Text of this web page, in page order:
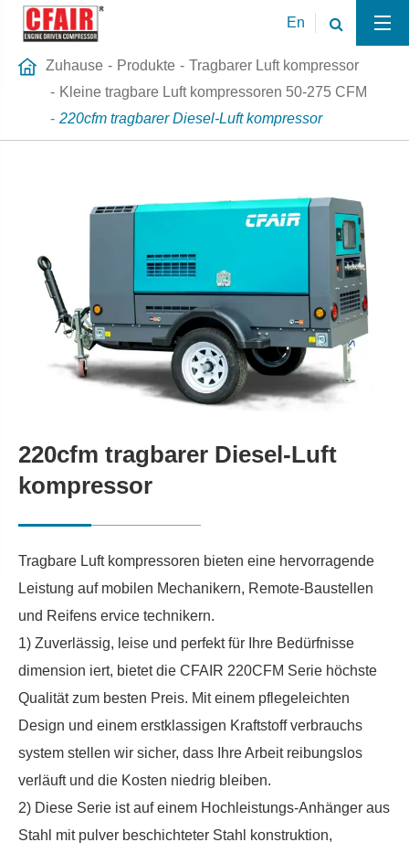
En
Zuhause Produkte
Tragbarer Luft kompressor
Kleine tragbare Luft kompressoren 50-275 CFM
220cfm tragbarer Diesel-Luft kompressor
220cfm tragbarer Diesel-Luft
kompressor
Tragbare Luft kompressoren bieten eine hervorragende
Leistung auf mobilen Mechanikern, Remote-Baustellen
und Reifens ervice technikern.
1) Zuverlässig, leise und perfekt für Ihre Bedürfnisse
dimension iert, bietet die CFAIR 220CFM Serie höchste
Qualität zum besten Preis. Mit einem pflegeleichten
Design und einem erstklassigen Kraftstoff verbrauchs
system stellen wir sicher, dass Ihre Arbeit reibungslos
verläuft und die Kosten niedrig bleiben.
2) Diese Serie ist auf einem Hochleistungs-Anhänger aus
Stahl mit pulver beschichteter Stahl konstruktion,